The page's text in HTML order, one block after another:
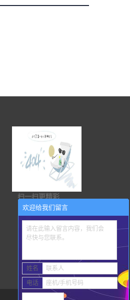
扫一扫更精彩
欢迎给我们留言
请在此输入留言内容，我们会
尽快与您联系。
姓名 联系人
电话 座机/手机号码